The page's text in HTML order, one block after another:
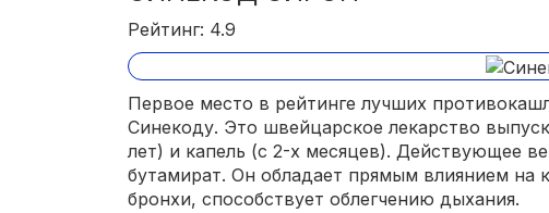
Рейтинг: 4.9
Первое место в рейтинге лучших
Синекоду. Это швейцарское лекарство
лет) и капель (с 2-х месяцев). Действующее
бутамират. Он обладает прямым влиянием на
бронхи, способствует облегчению дыхания.